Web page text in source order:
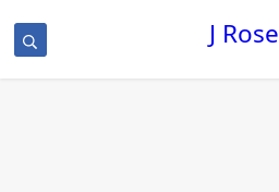
J Rose